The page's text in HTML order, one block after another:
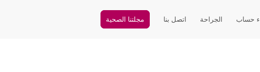
حساب الجراحة اتصل بنا مجلتنا الصحية